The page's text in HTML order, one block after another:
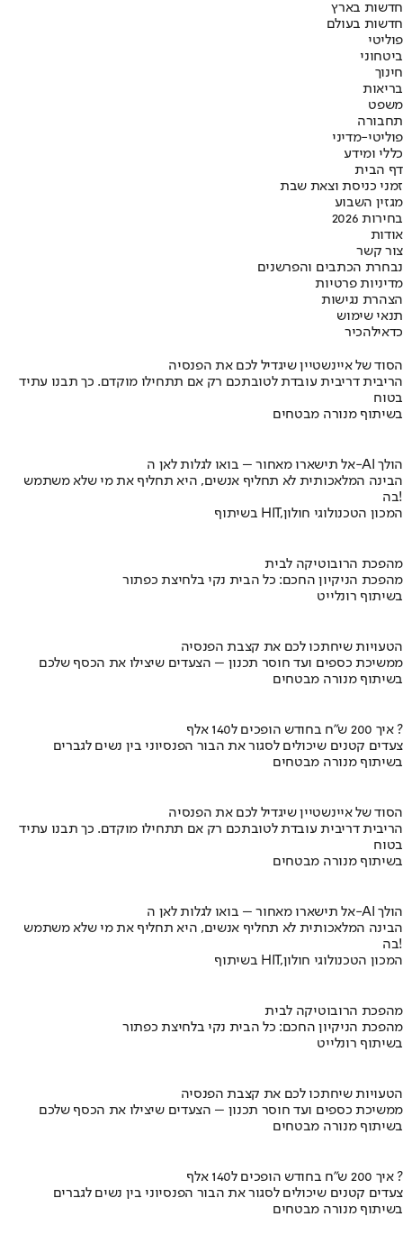
חדשות בארץ
חדשות בעולם
פוליטי
ביטחוני
חינוך
בריאות
משפט
תחבורה
פוליטי-מדיני
כללי ומידע
דף הבית
זמני כניסת וצאת שבת
מגזין השבוע
בחירות 2026
אודות
צור קשר
נבחרת הכתבים והפרשנים
מדיניות פרטיות
הצהרת נגישות
תנאי שימוש
כדאילהכיר
הסוד של איינשטיין שיגדיל לכם את הפנסיה
הריבית דריבית עובדת לטובתכם רק אם תתחילו מוקדם. כך תבנו עתיד
בטוח
בשיתוף מנורה מבטחים
אל תישארו מאחור – בואו לגלות לאן ה-AI הולך
הבינה המלאכותית לא תחליף אנשים, היא תחליף את מי שלא משתמש
בה!
בשיתוף HIT,המכון הטכנולוגי חולון
מהפכת הרובוטיקה לבית
מהפכת הניקיון החכם: כל הבית נקי בלחיצת כפתור
בשיתוף רונלייט
הטעויות שיחתכו לכם את קצבת הפנסיה
ממשיכת כספים ועד חוסר תכנון – הצעדים שיצילו את הכסף שלכם
בשיתוף מנורה מבטחים
איך 200 ש"ח בחודש הופכים ל140 אלף ?
צעדים קטנים שיכולים לסגור את הבור הפנסיוני בין נשים לגברים
בשיתוף מנורה מבטחים
הסוד של איינשטיין שיגדיל לכם את הפנסיה
הריבית דריבית עובדת לטובתכם רק אם תתחילו מוקדם. כך תבנו עתיד
בטוח
בשיתוף מנורה מבטחים
אל תישארו מאחור – בואו לגלות לאן ה-AI הולך
הבינה המלאכותית לא תחליף אנשים, היא תחליף את מי שלא משתמש
בה!
בשיתוף HIT,המכון הטכנולוגי חולון
מהפכת הרובוטיקה לבית
מהפכת הניקיון החכם: כל הבית נקי בלחיצת כפתור
בשיתוף רונלייט
הטעויות שיחתכו לכם את קצבת הפנסיה
ממשיכת כספים ועד חוסר תכנון – הצעדים שיצילו את הכסף שלכם
בשיתוף מנורה מבטחים
איך 200 ש"ח בחודש הופכים ל140 אלף ?
צעדים קטנים שיכולים לסגור את הבור הפנסיוני בין נשים לגברים
בשיתוף מנורה מבטחים